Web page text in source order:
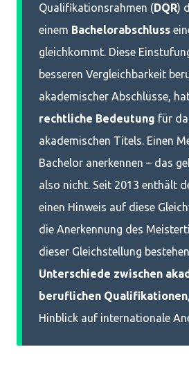
Qualifikationsrahmen (DQR)
einem Bachelorabschluss
gleichkommt. Diese
besseren Vergleichbarkeit
akademischer Abschlüsse,
rechtliche Bedeutung für
akademischen Titels. Einen
Bachelor anerkennen – das
also nicht. Seit 2013 enthält
einen Hinweis auf diese
die Anerkennung des
dieser Gleichstellung bestehen
Unterschiede zwischen
beruflichen Qualifikationen
Hinblick auf internationale